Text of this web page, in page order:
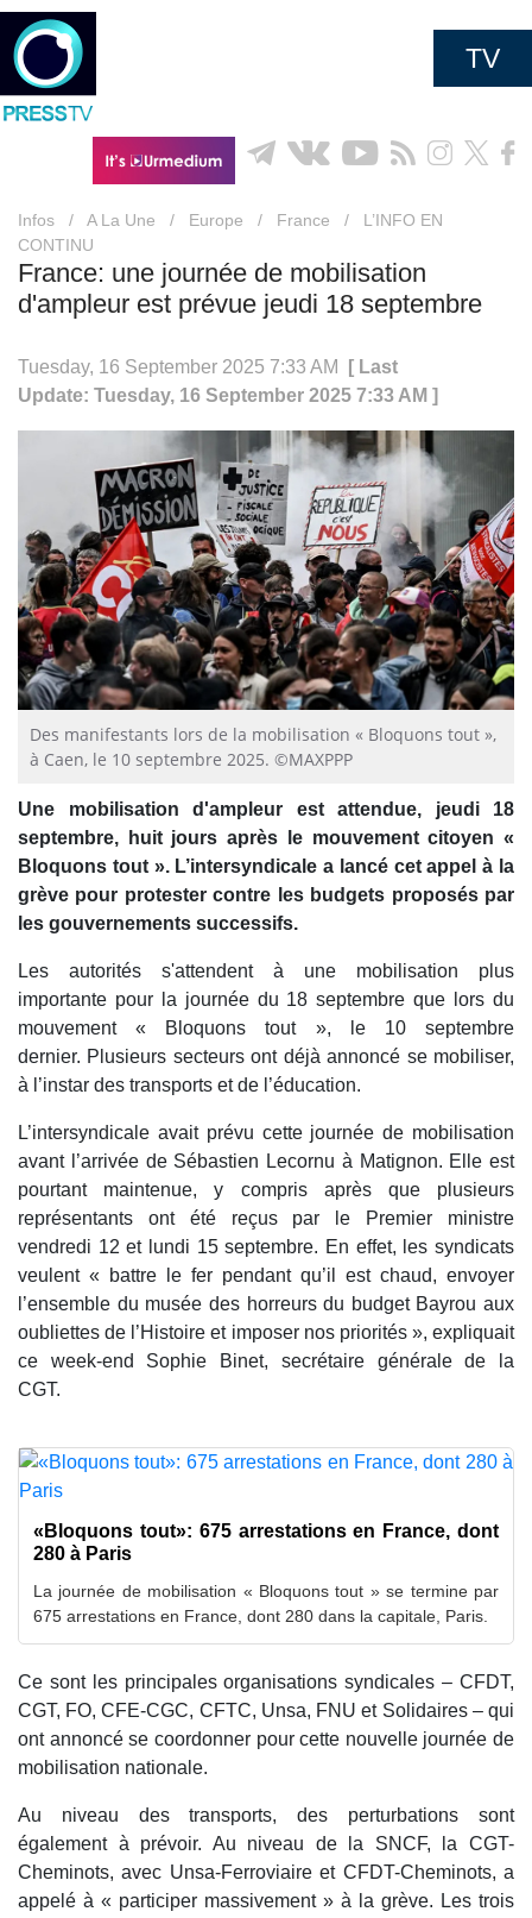
TV
Infos / A La Une / Europe / France /
L’INFO EN
CONTINU
France: une journée de mobilisation
d'ampleur est prévue jeudi 18 septembre
Tuesday, 16 September 2025 7:33 AM
[ Last
Update: Tuesday, 16 September 2025 7:33 AM ]
Des manifestants lors de la mobilisation « Bloquons tout »,
à Caen, le 10 septembre 2025. ©MAXPPP
Une mobilisation d'ampleur est attendue, jeudi 18
septembre, huit jours après le mouvement citoyen «
Bloquons tout ». L’intersyndicale a lancé cet appel à la
grève pour protester contre les budgets proposés par
les gouvernements successifs.
Les autorités s'attendent à une mobilisation plus
importante pour la journée du 18 septembre que lors du
mouvement « Bloquons tout », le 10 septembre
dernier. Plusieurs secteurs ont déjà annoncé se mobiliser,
à l’instar des transports et de l’éducation.
L’intersyndicale avait prévu cette journée de mobilisation
avant l’arrivée de Sébastien Lecornu à Matignon. Elle est
pourtant maintenue, y compris après que plusieurs
représentants ont été reçus par le Premier ministre
vendredi 12 et lundi 15 septembre. En effet, les syndicats
veulent « battre le fer pendant qu’il est chaud, envoyer
l’ensemble du musée des horreurs du budget Bayrou aux
oubliettes de l’Histoire et imposer nos priorités », expliquait
ce week-end Sophie Binet, secrétaire générale de la
CGT.
«Bloquons tout»: 675 arrestations en France, dont
280 à Paris
La journée de mobilisation « Bloquons tout » se termine par
675 arrestations en France, dont 280 dans la capitale, Paris.
Ce sont les principales organisations syndicales – CFDT,
CGT, FO, CFE-CGC, CFTC, Unsa, FNU et Solidaires – qui
ont annoncé se coordonner pour cette nouvelle journée de
mobilisation nationale.
Au niveau des transports, des perturbations sont
également à prévoir. Au niveau de la SNCF, la CGT-
Cheminots, avec Unsa-Ferroviaire et CFDT-Cheminots, a
appelé à « participer massivement » à la grève. Les trois